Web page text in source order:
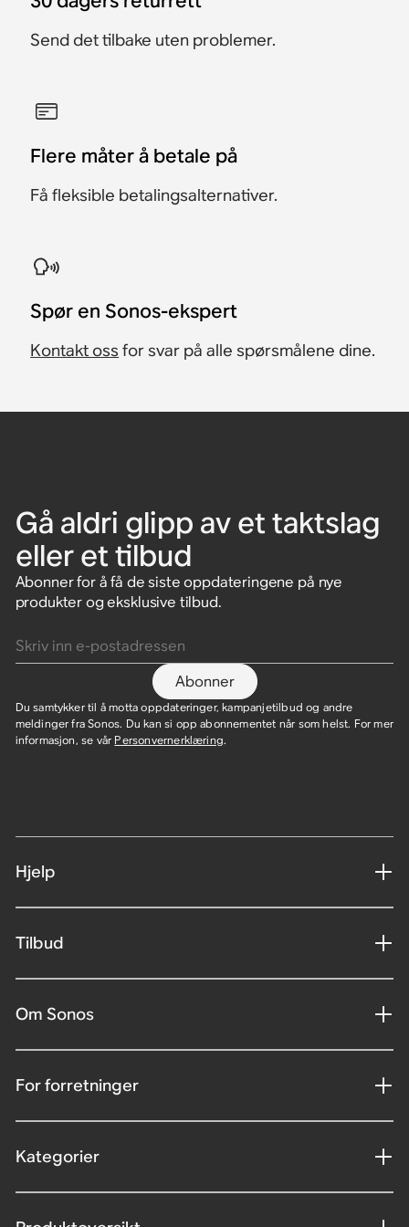
Send det tilbake uten problemer.
Flere måter å betale på
Få fleksible betalingsalternativer.
​Spør en Sonos-ekspert
Kontakt oss for svar på alle spørsmålene dine.
Gå aldri glipp av et taktslag
eller et tilbud
Abonner for å få de siste oppdateringene på nye
produkter og eksklusive tilbud.
Abonner
Du samtykker til å motta oppdateringer, kampanjetilbud og andre
meldinger fra Sonos. Du kan si opp abonnementet når som helst. For mer
informasjon, se vår Personvernerklæring.
Hjelp
Tilbud
Om Sonos
For forretninger
Kategorier